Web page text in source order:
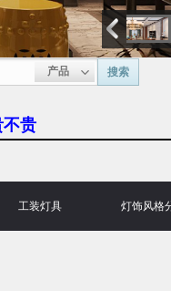
产品 搜索
不贵
工装灯具 灯饰风格